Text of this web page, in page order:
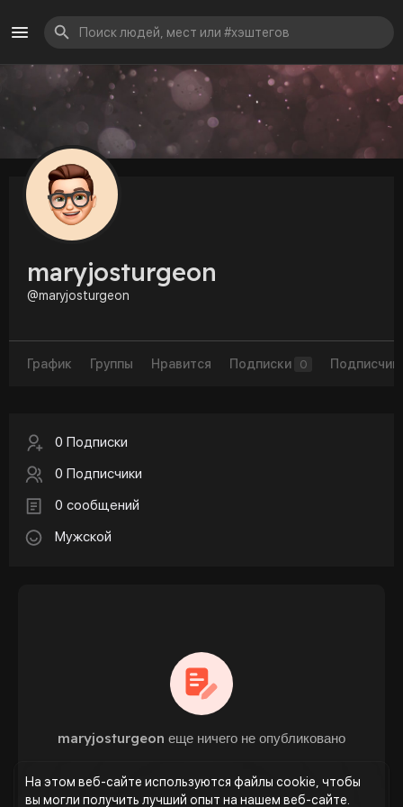
На этом веб-сайте используются файлы cookie, чтобы
вы могли получить лучший опыт на нашем веб-сайте.
maryjosturgeon
@maryjosturgeon
График Группы Нравится Подписки 0
0 Подписки
0 Подписчики
0 сообщений
Мужской
maryjosturgeon еще ничего не опубликовано